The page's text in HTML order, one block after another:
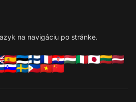
na navigáciu po stránke.